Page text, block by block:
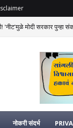
'नीट'मुळे मोदी सरकार पुन्हा
नोकरी संदर्भ